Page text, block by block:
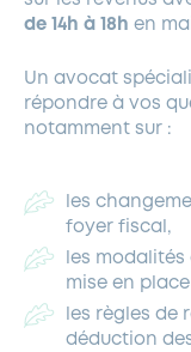
de 14h à 18h en
Un avocat
répondre à vos
notamment sur :
les
foyer fiscal,
les
mise en
les règles de
déduction